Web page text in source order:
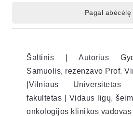
Pagal abėcėlę
Šaltinis | Autorius
Samuolis, rezenzavo Prof.
|Vilniaus
fakultetas | Vidaus ligų,
onkologijos klinikos vadovas